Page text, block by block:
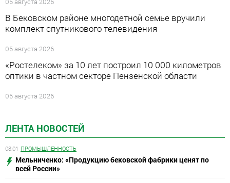
ЛЕНТА НОВОСТЕЙ
08:01 ПРОМЫШЛЕННОСТЬ
Мельниченко: «Продукцию бековской фабрики ценят по
всей России»
В Бековском районе многодетной семье вручили
комплект спутникового телевидения
05 августа 2026
«Ростелеком» за 10 лет построил 10 000 километров
оптики в частном секторе Пензенской области
05 августа 2026